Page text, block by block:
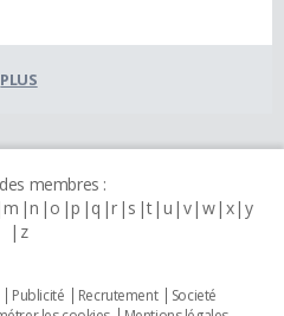
PLUS
membres :
m n o p q r s t u v w x y
z
Publicité Recrutement
Societé